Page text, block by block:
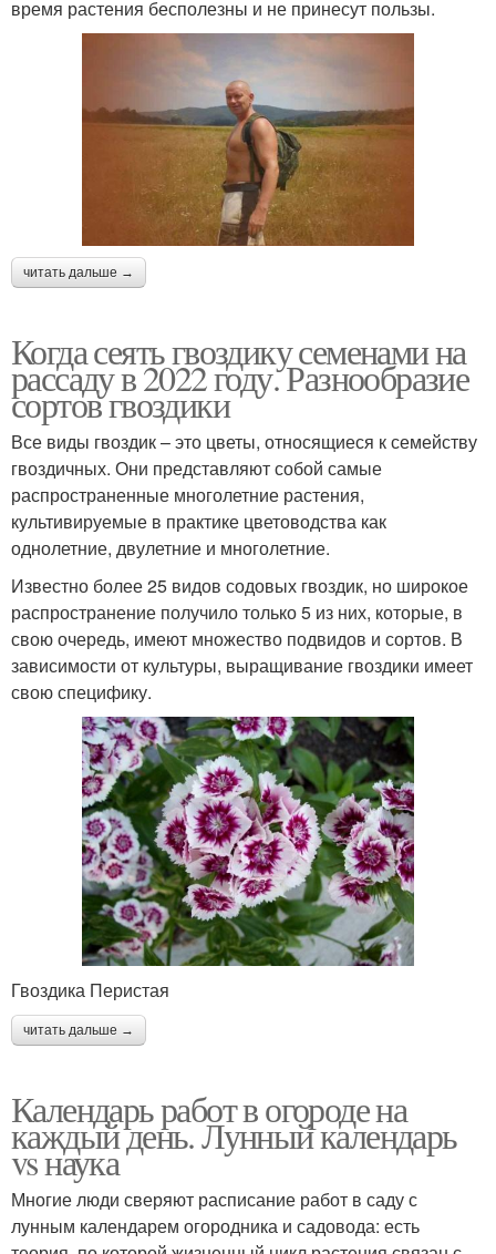
время растения бесполезны и не принесут пользы.
читать дальше →
Когда сеять гвоздику семенами на
рассаду в 2022 году. Разнообразие
сортов гвоздики
Все виды гвоздик – это цветы, относящиеся к семейству
гвоздичных. Они представляют собой самые
распространенные многолетние растения,
культивируемые в практике цветоводства как
однолетние, двулетние и многолетние.
Известно более 25 видов содовых гвоздик, но широкое
распространение получило только 5 из них, которые, в
свою очередь, имеют множество подвидов и сортов. В
зависимости от культуры, выращивание гвоздики имеет
свою специфику.
Гвоздика Перистая
читать дальше →
Календарь работ в огороде на
каждый день. Лунный календарь
vs наука
Многие люди сверяют расписание работ в саду с
лунным календарем огородника и садовода: есть